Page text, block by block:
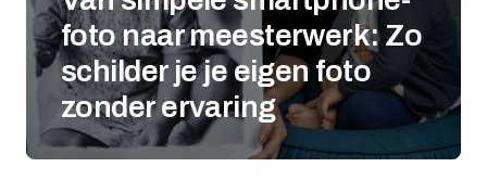
foto naar meesterwerk: Zo
schilder je je eigen foto
zonder ervaring